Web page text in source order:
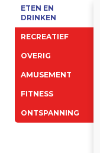
ETEN EN
DRINKEN
RECREATIEF
OVERIG
AMUSEMENT
FITNESS
ONTSPANNING